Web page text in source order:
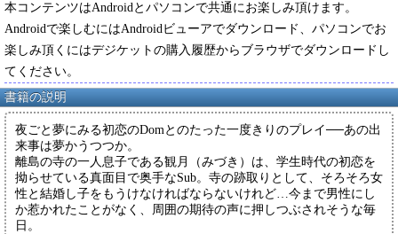
本コンテンツはAndroidとパソコンで共通にお楽しみ頂けます。
Androidで楽しむにはAndroidビューアでダウンロード、パソコンでお
楽しみ頂くにはデジケットの購入履歴からブラウザでダウンロードし
てください。
書籍の説明
夜ごと夢にみる初恋のDomとのたった一度きりのプレイ──あの出
来事は夢かうつつか。
離島の寺の一人息子である観月（みづき）は、学生時代の初恋を
拗らせている真面目で奥手なSub。寺の跡取りとして、そろそろ女
性と結婚し子をもうけなければならないけれど…今まで男性にし
か惹かれたことがなく、周囲の期待の声に押しつぶされそうな毎
日。